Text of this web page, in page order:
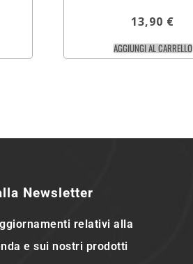
13,90 €
AGGIUNGI AL CARRELLO
Newsletter
relativi alla
e sui nostri prodotti